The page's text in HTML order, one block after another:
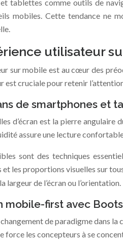
et tablettes comme outils de
mobiles. Cette tendance ne
utilisateur
sur mobile est au cœur des
est cruciale pour retenir
de smartphones et
d’écran est la pierre
assure une lecture
sont des techniques
les proportions visuelles sur
largeur de l’écran ou l’orientation.
mobile-first avec
de paradigme dans
force les concepteurs à se